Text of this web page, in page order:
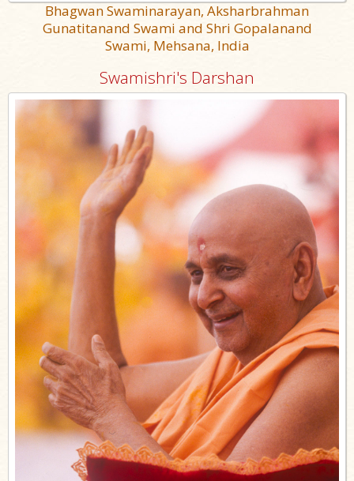
Bhagwan Swaminarayan, Aksharbrahman
Gunatitanand Swami and Shri Gopalanand
Swami, Mehsana, India
Swamishri's Darshan